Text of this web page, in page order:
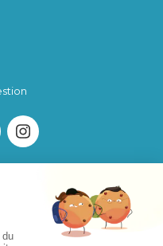
SIRET : 923 516 587
(OF) enregistré sous le
94311513900017